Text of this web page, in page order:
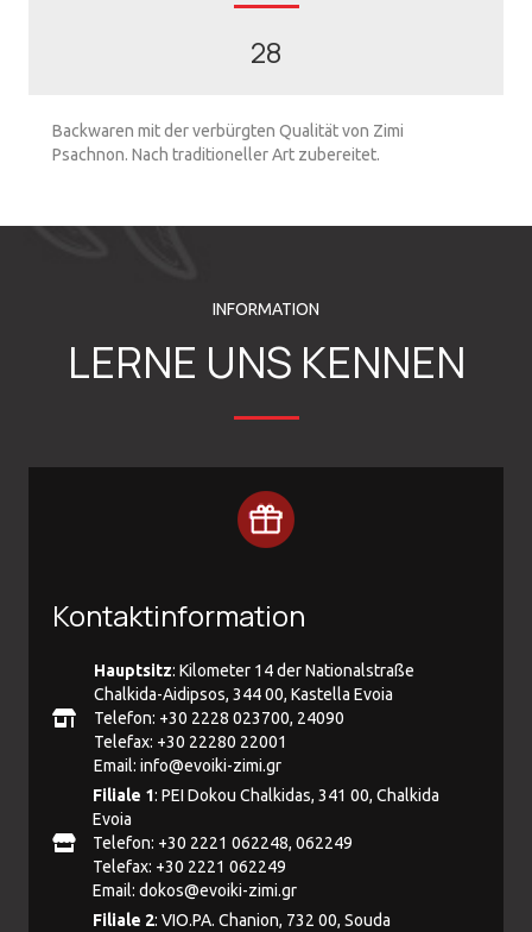
28
Backwaren mit der verbürgten Qualität von Zimi
Psachnon. Nach traditioneller Art zubereitet.
INFORMATION
LERNE UNS KENNEN
Kontaktinformation
Hauptsitz: Kilometer 14 der Nationalstraße
Chalkida-Aidipsos, 344 00, Kastella Evoia
Telefon: +30 2228 023700, 24090
Telefax: +30 22280 22001
Email: info@evoiki-zimi.gr
Filiale 1: PEI Dokou Chalkidas, 341 00, Chalkida
Evoia
Telefon: +30 2221 062248, 062249
Telefax: +30 2221 062249
Email: dokos@evoiki-zimi.gr
Filiale 2: VIO.PA. Chanion, 732 00, Souda